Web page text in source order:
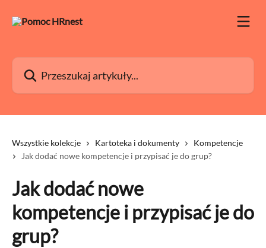
Przeszukaj artykuły...
Wszystkie kolekcje Kartoteka i dokumenty
Kompetencje
Jak dodać nowe kompetencje i przypisać je do grup?
Jak dodać nowe
kompetencje i przypisać je do
grup?